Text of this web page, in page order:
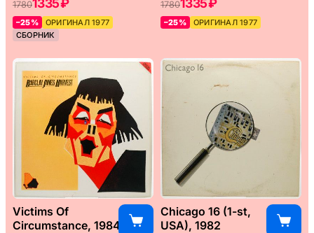
1780
–25%
ОРИГИНАЛ 1977
СБОРНИК
1780
–25% ОРИГИНАЛ 1977
Victims Of
Circumstance, 1984
Chicago 16 (1-st,
USA), 1982